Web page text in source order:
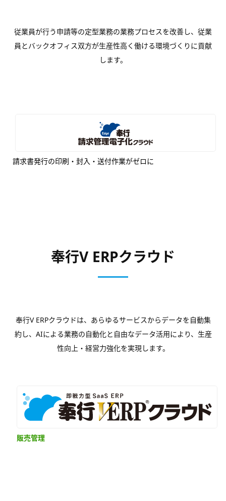
従業員が行う申請等の定型業務の業務プロセスを改善し、従業
員とバックオフィス双方が生産性高く働ける環境づくりに貢献
します。
請求書発行の印刷・封入・送付作業がゼロに
奉行V ERPクラウド
奉行V ERPクラウドは、あらゆるサービスからデータを自動集
約し、AIによる業務の自動化と自由なデータ活用により、生産
性向上・経営力強化を実現します。
販売管理